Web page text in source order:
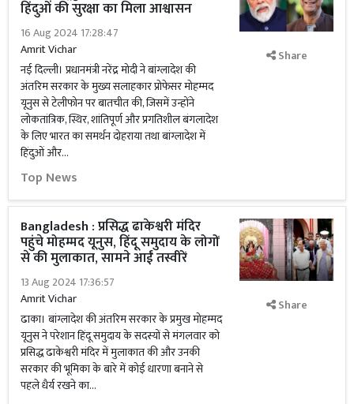
हिंदुओं की सुरक्षा का मिला आश्वासन
16 Aug 2024 17:28:47
Amrit Vichar
नई दिल्ली। प्रधानमंत्री नरेंद्र मोदी ने बांग्लादेश की
अंतरिम सरकार के मुख्य सलाहकार प्रोफेसर मोहम्मद
यूनुस से टेलीफोन पर बातचीत की, जिसमें उन्होंने
लोकतांत्रिक, स्थिर, शांतिपूर्ण और प्रगतिशील बंगलादेश
के लिए भारत का समर्थन दोहराया तथा बांग्लादेश में
हिंदुओं और...
Top News
Share
Bangladesh : प्रसिद्ध ढाकेश्वरी मंदिर
पहुंचे मोहम्मद यूनुस, हिंदू समुदाय के लोगों
से की मुलाकात, सामने आईं तस्वीरें
13 Aug 2024 17:36:57
Amrit Vichar
ढाका। बांग्लादेश की अंतरिम सरकार के प्रमुख मोहम्मद
यूनुस ने परेशान हिंदू समुदाय के सदस्यों से मंगलवार को
प्रसिद्ध ढाकेश्वरी मंदिर में मुलाकात की और उनकी
सरकार की भूमिका के बारे में कोई धारणा बनाने से
पहले धैर्य रखने का...
Share